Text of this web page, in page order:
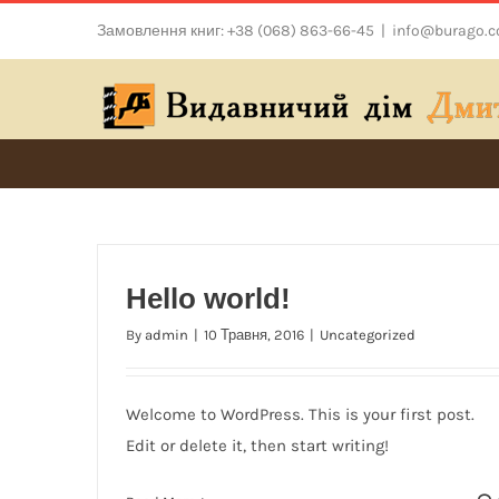
Замовлення книг: +38 (068) 863-66-45 |
Hello world!
By admin | 10 Травня, 2016 | Uncategorized
Welcome to WordPress. This is your first post.
Edit or delete it, then start writing!